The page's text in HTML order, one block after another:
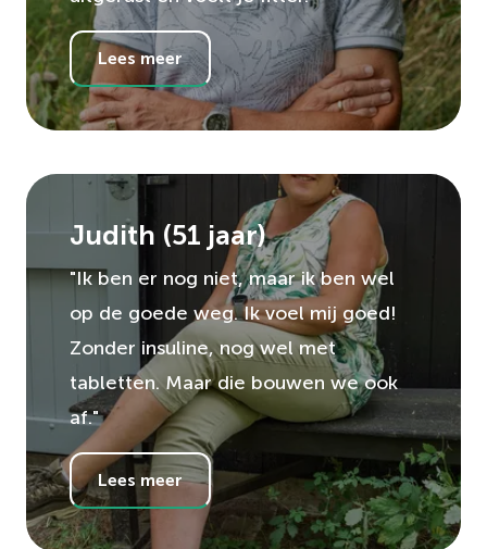
Lees meer
Judith (51 jaar)
"Ik ben er nog niet, maar ik ben wel
op de goede weg. Ik voel mij goed!
Zonder insuline, nog wel met
tabletten. Maar die bouwen we ook
af."
Lees meer